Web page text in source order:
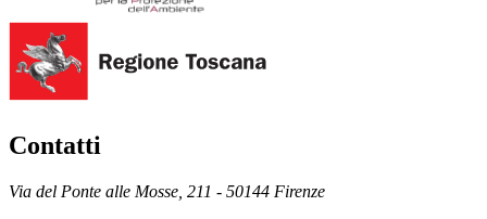
Contatti
Via del Ponte alle Mosse, 211 - 50144 Firenze